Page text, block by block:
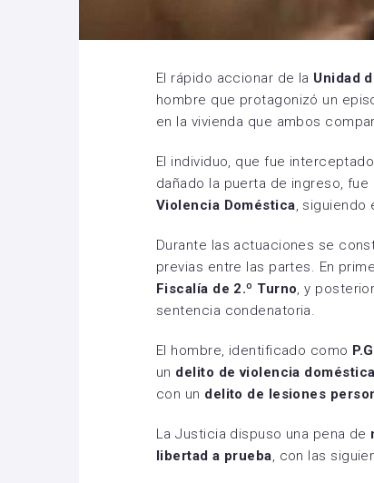
El rápido accionar de la Unidad
hombre que protagonizó un
en la vivienda que ambos
El individuo, que fue
dañado la puerta de ingreso,
Violencia Doméstica, siguiendo
Durante las actuaciones se
previas entre las partes. En
Fiscalía de 2.º Turno, y
sentencia condenatoria.
El hombre, identificado como
un delito de violencia
con un delito de lesiones
La Justicia dispuso una pena de
libertad a prueba, con las